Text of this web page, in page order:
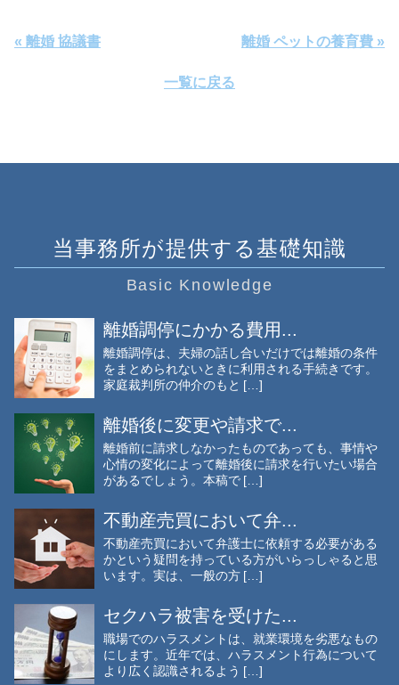
« 離婚 協議書
離婚 ペットの養育費 »
一覧に戻る
当事務所が提供する基礎知識
Basic Knowledge
離婚調停にかかる費用...
離婚調停は、夫婦の話し合いだけでは離婚の条件
をまとめられないときに利用される手続きです。
家庭裁判所の仲介のもと […]
離婚後に変更や請求で...
離婚前に請求しなかったものであっても、事情や
心情の変化によって離婚後に請求を行いたい場合
があるでしょう。本稿で […]
不動産売買において弁...
不動産売買において弁護士に依頼する必要がある
かという疑問を持っている方がいらっしゃると思
います。実は、一般の方 […]
セクハラ被害を受けた...
職場でのハラスメントは、就業環境を劣悪なもの
にします。近年では、ハラスメント行為について
より広く認識されるよう […]